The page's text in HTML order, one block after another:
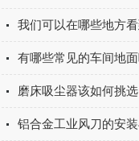
磨床吸尘器该如何挑选